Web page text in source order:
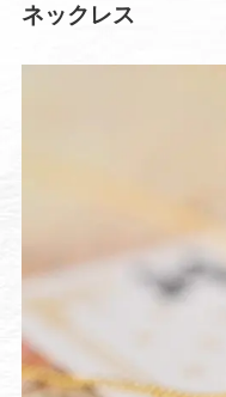
ネックレス